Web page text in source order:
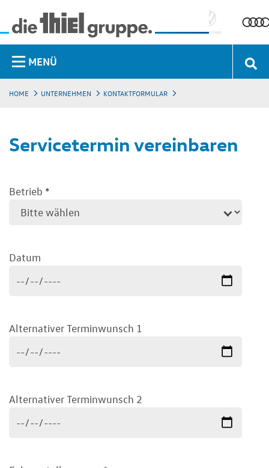
MENÜ
HOME UNTERNEHMEN KONTAKTFORMULAR
Servicetermin vereinbaren
Betrieb *
Datum
Alternativer Terminwunsch 1
Alternativer Terminwunsch 2